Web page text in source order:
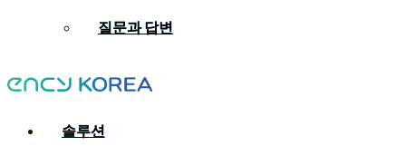
질문과 답변
솔루션